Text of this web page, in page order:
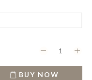
BUY NOW